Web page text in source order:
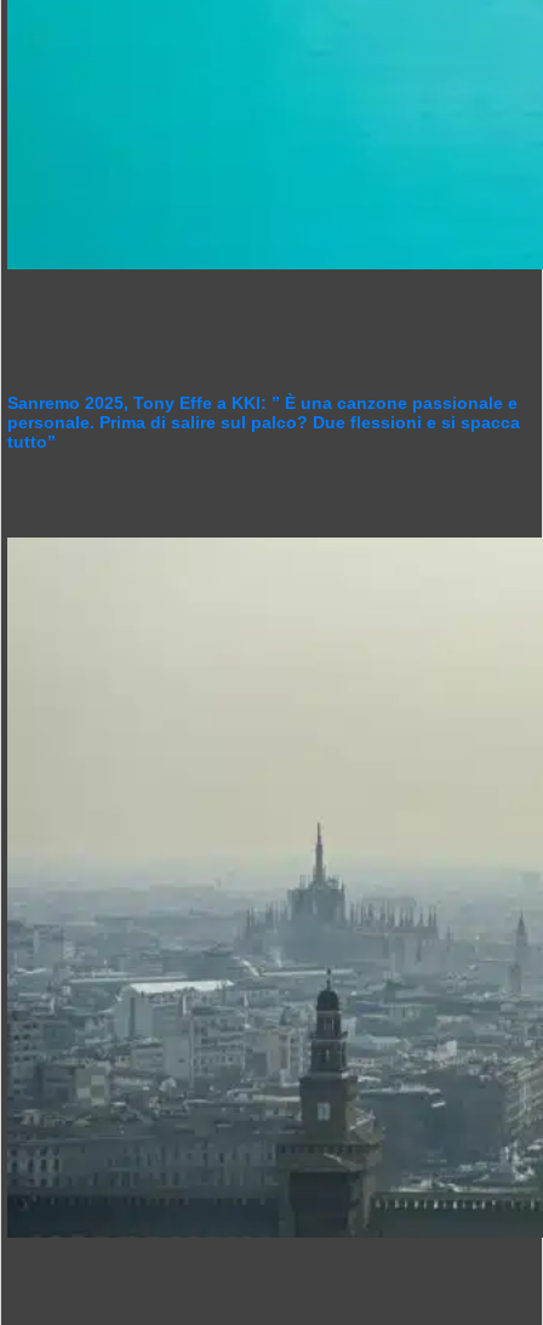
Sanremo 2025, Tony Effe a KKI: ” È una canzone passionale e
personale. Prima di salire sul palco? Due flessioni e si spacca
tutto”